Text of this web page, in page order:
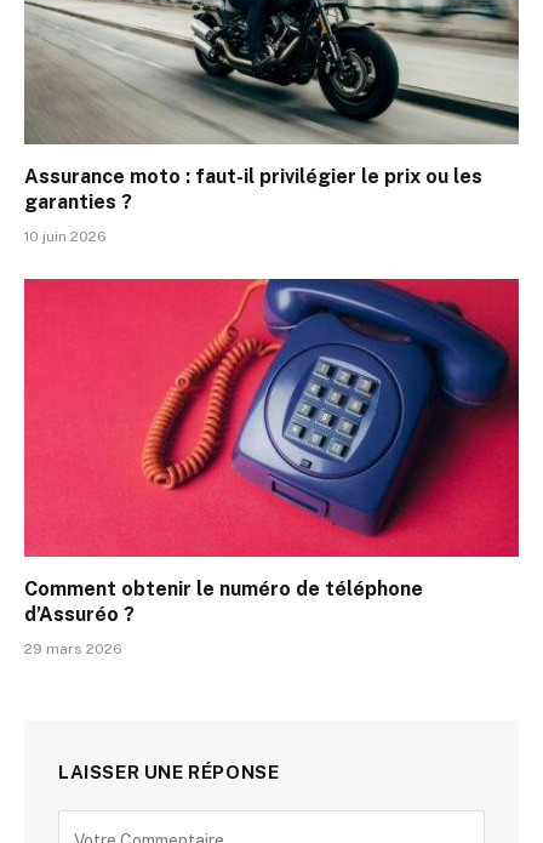
Assurance moto : faut-il privilégier le prix ou les
garanties ?
10 juin 2026
Comment obtenir le numéro de téléphone
d’Assuréo ?
29 mars 2026
LAISSER UNE RÉPONSE